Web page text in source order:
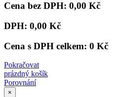
Cena bez DPH: 0,00 Kč
DPH: 0,00 Kč
Cena s DPH celkem: 0 Kč
Pokračovat
prázdný košík
Porovnání
×